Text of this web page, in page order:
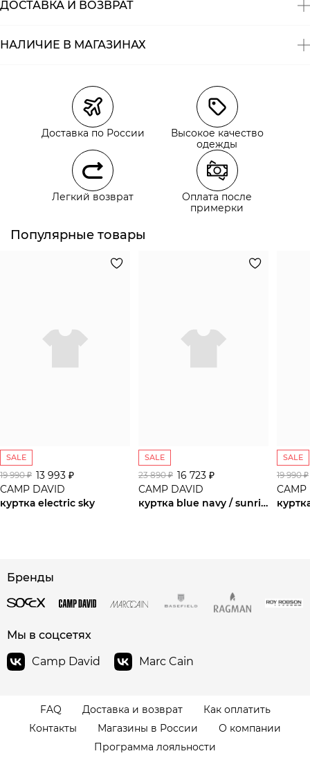
запрещена
Состав: 100% полиамид
ДОСТАВКА И ВОЗВРАТ
Курьерская доставка СДЭК
Самовывоз из пункта выдачи СДЭК
Самовывоз из наших магазинов
Курьерская доставка СДЭК
Самовывоз из пункта выдачи СДЭК
НАЛИЧИЕ В МАГАЗИНАХ
Доставка по России
Высокое качество
одежды
Легкий возврат
Оплата после
примерки
Популярные товары
SALE
19 990 ₽ 13 993 ₽
CAMP DAVID
куртка electric sky
SALE
23 890 ₽ 16 723 ₽
CAMP DAVID
куртка blue navy / sunrise neon
SALE
19 990 ₽
CAMP
Бренды
Мы в соцсетях
Camp David
Marc Cain
FAQ Доставка и возврат
Как оплатить
Контакты
Магазины в России
О компании
Программа лояльности